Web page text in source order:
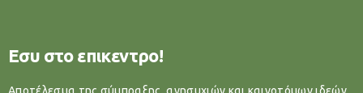
Εσυ στο επικεντρο!